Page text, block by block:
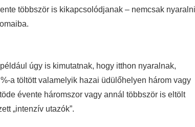
többször is kikapcsolódjanak – nemcsak
úgy is kimutatnak, hogy itthon nyaralnak,
a töltött valamelyik hazai üdülőhelyen három vagy
évente háromszor vagy annál többször is eltölt
„intenzív utazók”.